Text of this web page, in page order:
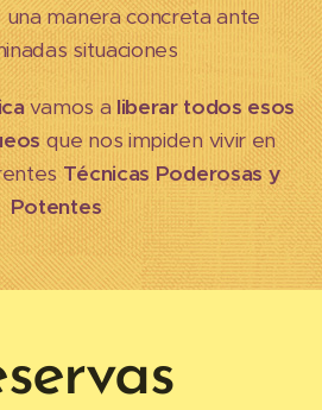
manera concreta ante
situaciones
vamos a liberar todos esos
que nos impiden vivir en
Técnicas Poderosas y
Potentes